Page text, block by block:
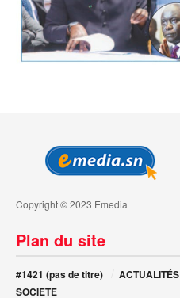
Copyright © 2023 Emedia
Plan du site
#1421 (pas de titre) ACTUALITÉS
SOCIETE